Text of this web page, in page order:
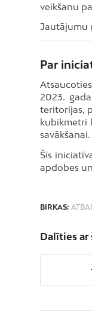
veikšanu
Jautājumu
Par
2023.
teritorijas,
kubikmetri
savākšanai.
Šīs
apdobes
BIRKAS:
Dalīties ar